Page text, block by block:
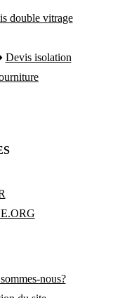
double vitrage
Devis isolation
nous?